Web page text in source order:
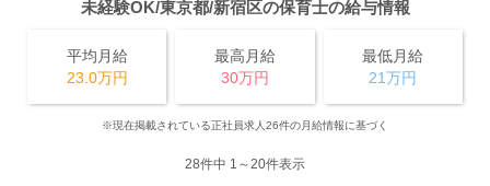
未経験OK/東京都/新宿区の保育士の給与情報
平均月給
23.0万円
最高月給
30万円
最低月給
21万円
※現在掲載されている正社員求人26件の月給情報に基づく
28件中 1～20件表示